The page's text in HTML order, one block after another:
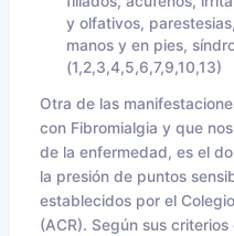
y olfativos,
manos y en pies,
(1,2,3,4,5,6,7,9,10,13)
Otra de las
con Fibromialgia y que
de la enfermedad, es el
la presión de puntos
establecidos por el
(ACR). Según sus